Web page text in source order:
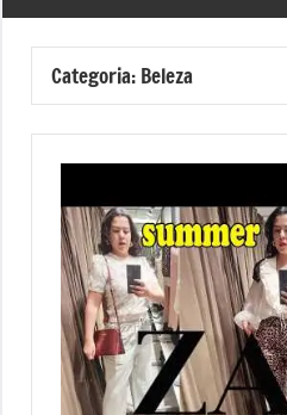
Categoria: Beleza